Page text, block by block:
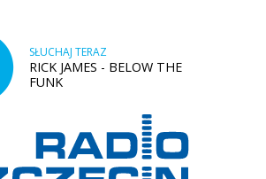
SŁUCHAJ TERAZ
RICK JAMES - BELOW THE
FUNK